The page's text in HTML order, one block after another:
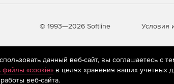
© 1993—2026 Softline Условия
применяются рекомендательные технологии
к предпочтениям пользователей сети
данный веб-сайт, вы соглашаетесь с
файлы «cookie»в целях хранения ваших учетных
веб-сайта.